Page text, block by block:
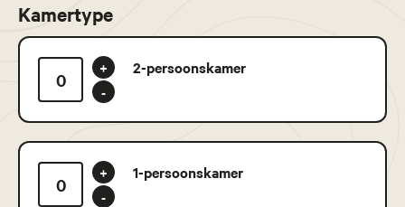
Kamertype
+
-
2-persoonskamer
+
-
1-persoonskamer